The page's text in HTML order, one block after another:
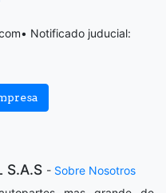
• Notificado juducial:
S.A.S - Sobre Nosotros